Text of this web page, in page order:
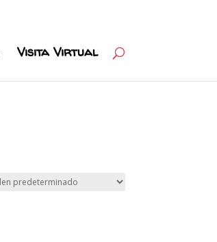
Visita Virtual